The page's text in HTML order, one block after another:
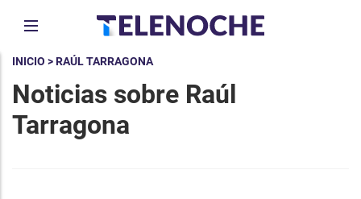
INICIO > RAÚL TARRAGONA
Noticias sobre Raúl
Tarragona